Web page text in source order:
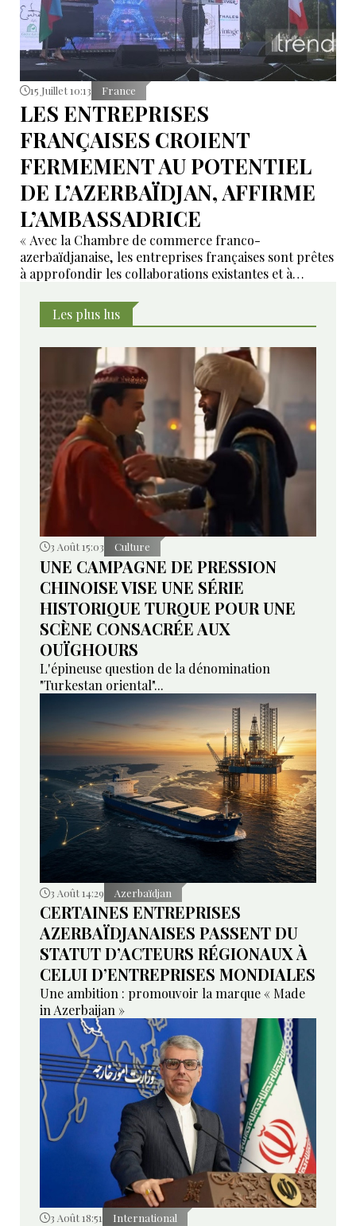
15 Juillet 10:13 France
LES ENTREPRISES
FRANÇAISES CROIENT
FERMEMENT AU POTENTIEL
DE L’AZERBAÏDJAN, AFFIRME
L’AMBASSADRICE
« Avec la Chambre de commerce franco-
azerbaïdjanaise, les entreprises françaises sont prêtes
à approfondir les collaborations existantes et à
Les plus lus
3 Août 15:03 Culture
UNE CAMPAGNE DE PRESSION
CHINOISE VISE UNE SÉRIE
HISTORIQUE TURQUE POUR UNE
SCÈNE CONSACRÉE AUX
OUÏGHOURS
L'épineuse question de la dénomination
"Turkestan oriental"...
3 Août 14:29 Azerbaïdjan
CERTAINES ENTREPRISES
AZERBAÏDJANAISES PASSENT DU
STATUT D’ACTEURS RÉGIONAUX À
CELUI D’ENTREPRISES MONDIALES
Une ambition : promouvoir la marque « Made
in Azerbaijan »
3 Août 18:51 International